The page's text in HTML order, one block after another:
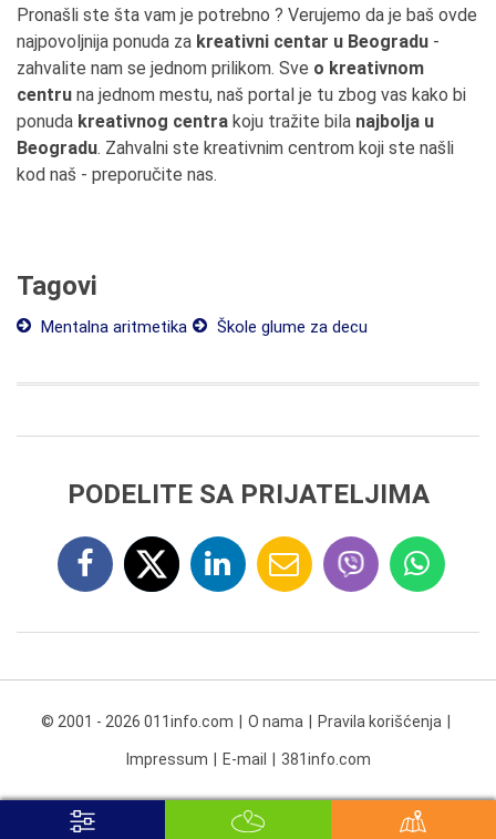
Pronašli ste šta vam je potrebno ? Verujemo da je baš ovde
najpovoljnija ponuda za kreativni centar u Beogradu -
zahvalite nam se jednom prilikom. Sve o kreativnom
centru na jednom mestu, naš portal je tu zbog vas kako bi
ponuda kreativnog centra koju tražite bila najbolja u
Beogradu. Zahvalni ste kreativnim centrom koji ste našli
kod naš - preporučite nas.
Tagovi
Mentalna aritmetika Škole glume za decu
PODELITE SA PRIJATELJIMA
© 2001 - 2026 011info.com O nama Pravila korišćenja
Impressum E-mail 381info.com